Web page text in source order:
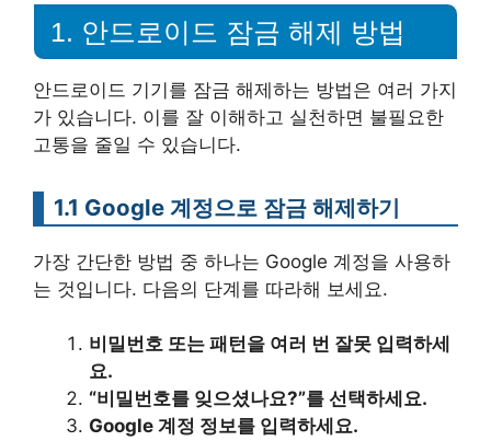
1. 안드로이드 잠금 해제 방법
안드로이드 기기를 잠금 해제하는 방법은 여러 가지
가 있습니다. 이를 잘 이해하고 실천하면 불필요한
고통을 줄일 수 있습니다.
1.1 Google 계정으로 잠금 해제하기
가장 간단한 방법 중 하나는 Google 계정을 사용하
는 것입니다. 다음의 단계를 따라해 보세요.
비밀번호 또는 패턴을 여러 번 잘못 입력하세
요.
“비밀번호를 잊으셨나요?”를 선택하세요.
Google 계정 정보를 입력하세요.